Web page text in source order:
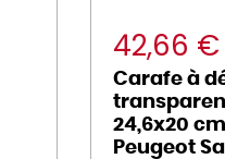
42,66 €
Carafe à
24,6x20
Peugeot